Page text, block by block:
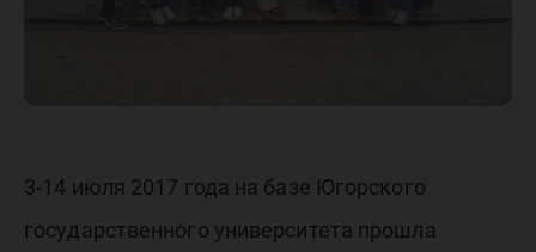
3-14 июля 2017 года на базе Югорского
государственного университета прошла